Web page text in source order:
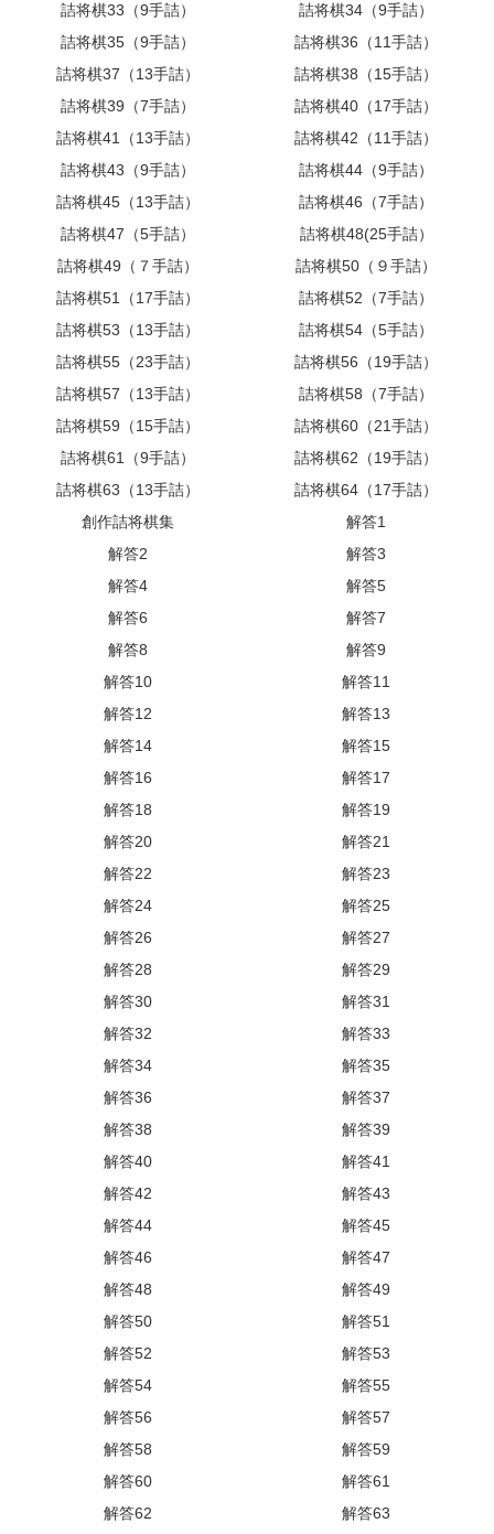
詰将棋33（9手詰）
詰将棋34（9手詰）
詰将棋35（9手詰）
詰将棋36（11手詰）
詰将棋37（13手詰）
詰将棋38（15手詰）
詰将棋39（7手詰）
詰将棋40（17手詰）
詰将棋41（13手詰）
詰将棋42（11手詰）
詰将棋43（9手詰）
詰将棋44（9手詰）
詰将棋45（13手詰）
詰将棋46（7手詰）
詰将棋47（5手詰）
詰将棋48(25手詰）
詰将棋49（７手詰）
詰将棋50（９手詰）
詰将棋51（17手詰）
詰将棋52（7手詰）
詰将棋53（13手詰）
詰将棋54（5手詰）
詰将棋55（23手詰）
詰将棋56（19手詰）
詰将棋57（13手詰）
詰将棋58（7手詰）
詰将棋59（15手詰）
詰将棋60（21手詰）
詰将棋61（9手詰）
詰将棋62（19手詰）
詰将棋63（13手詰）
詰将棋64（17手詰）
創作詰将棋集
解答1
解答2
解答3
解答4
解答5
解答6
解答7
解答8
解答9
解答10
解答11
解答12
解答13
解答14
解答15
解答16
解答17
解答18
解答19
解答20
解答21
解答22
解答23
解答24
解答25
解答26
解答27
解答28
解答29
解答30
解答31
解答32
解答33
解答34
解答35
解答36
解答37
解答38
解答39
解答40
解答41
解答42
解答43
解答44
解答45
解答46
解答47
解答48
解答49
解答50
解答51
解答52
解答53
解答54
解答55
解答56
解答57
解答58
解答59
解答60
解答61
解答62
解答63